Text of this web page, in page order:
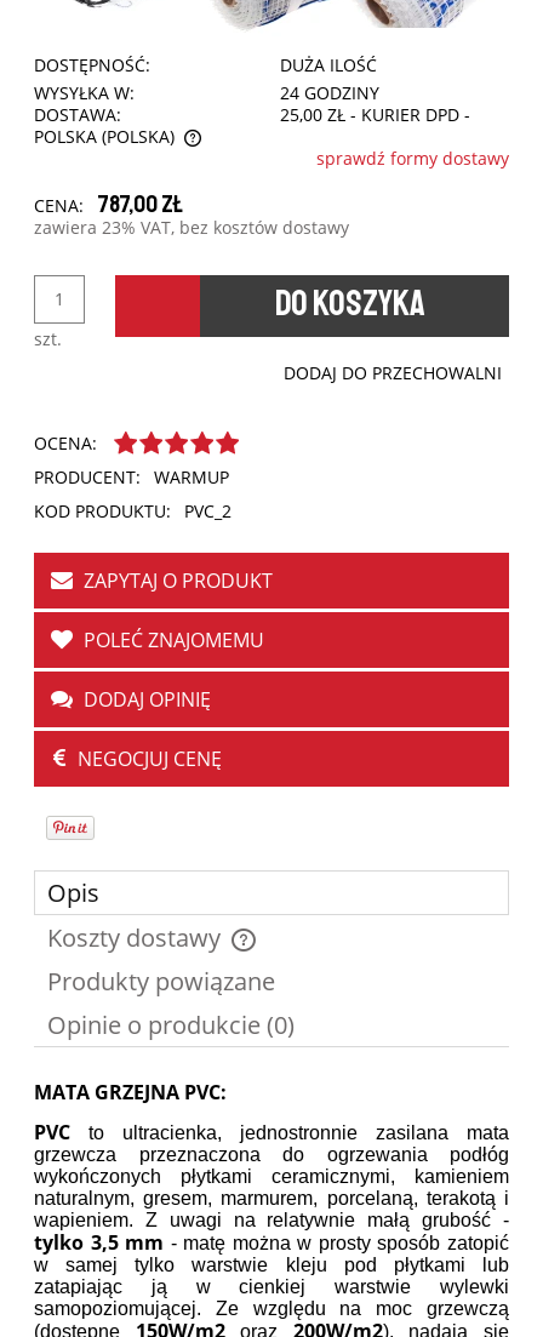
DOSTĘPNOŚĆ:
DUŻA ILOŚĆ
WYSYŁKA W:
24 GODZINY
DOSTAWA:
25,00 ZŁ - KURIER DPD -
POLSKA (POLSKA)
CENA NIE ZAWIERA EWENTUALNYCH KOSZTÓWsprawdź formy dostawy
CENA: 787,00 zł
zawiera 23% VAT, bez kosztów dostawy
szt.
DO KOSZYKA
DODAJ DO PRZECHOWALNI
OCENA:
PRODUCENT:
WARMUP
KOD PRODUKTU:
PVC_2
ZAPYTAJ O PRODUKT
POLEĆ ZNAJOMEMU
DODAJ OPINIĘ
NEGOCJUJ CENĘ
Opis
Koszty dostawy
Cena nie zawiera ewentualnych kosztów płatności
Produkty powiązane
Opinie o produkcie (0)
MATA GRZEJNA PVC:
PVC to ultracienka, jednostronnie zasilana mata
grzewcza przeznaczona do ogrzewania podłóg
wykończonych płytkami ceramicznymi, kamieniem
naturalnym, gresem, marmurem, porcelaną, terakotą i
wapieniem. Z uwagi na relatywnie małą grubość -
tylko 3,5 mm - matę można w prosty sposób zatopić
w samej tylko warstwie kleju pod płytkami lub
zatapiając ją w cienkiej warstwie wylewki
samopoziomującej. Ze względu na moc grzewczą
(dostępne 150W/m2oraz 200W/m2), nadają się
*Adres email:
Numer telefonu:
Proponowana cena brutto:
WYŚLIJ